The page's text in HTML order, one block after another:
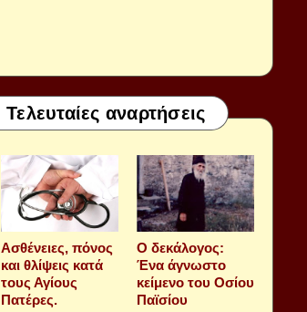
Τελευταίες αναρτήσεις
Aσθένειες, πόνος
και θλίψεις κατά
τους Αγίους
Πατέρες.
Ο δεκάλογος:
Ένα άγνωστο
κείμενο του Οσίου
Παϊσίου